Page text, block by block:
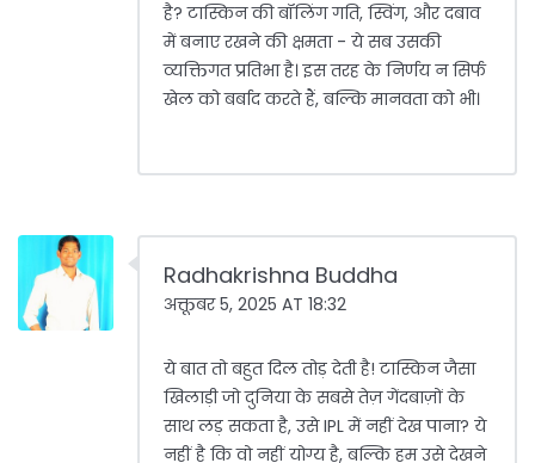
है? टास्किन की बॉलिंग गति, स्विंग, और दबाव
में बनाए रखने की क्षमता - ये सब उसकी
व्यक्तिगत प्रतिभा है। इस तरह के निर्णय न सिर्फ
खेल को बर्बाद करते हैं, बल्कि मानवता को भी।
Radhakrishna Buddha
अक्तूबर 5, 2025 AT 18:32
ये बात तो बहुत दिल तोड़ देती है! टास्किन जैसा
खिलाड़ी जो दुनिया के सबसे तेज़ गेंदबाज़ों के
साथ लड़ सकता है, उसे IPL में नहीं देख पाना? ये
नहीं है कि वो नहीं योग्य है, बल्कि हम उसे देखने